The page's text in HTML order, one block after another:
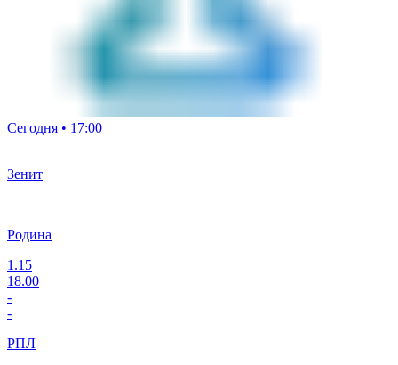
Сегодня • 17:00
Зенит
Родина
1.15
18.00
-
-
РПЛ